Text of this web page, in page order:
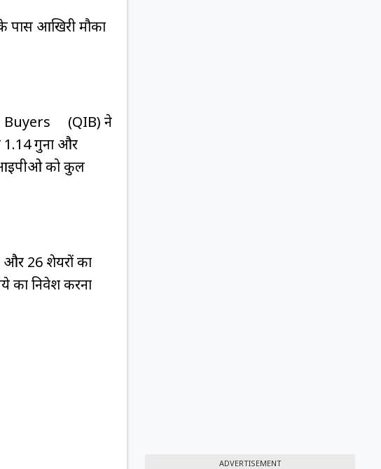
आखिरी मौका
Buyers (QIB) ने
गुना और
आईपीओ को कुल
26 शेयरों का
का निवेश करना
ADVERTISEMENT